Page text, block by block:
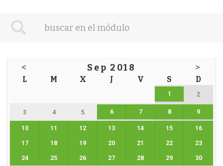
< Sep 2018 >
L M X J V S D
1 2
3 4 5 6 7 8 9
10 11 12 13 14 15 16
17 18 19 20 21 22 23
24 25 26 27 28 29 30